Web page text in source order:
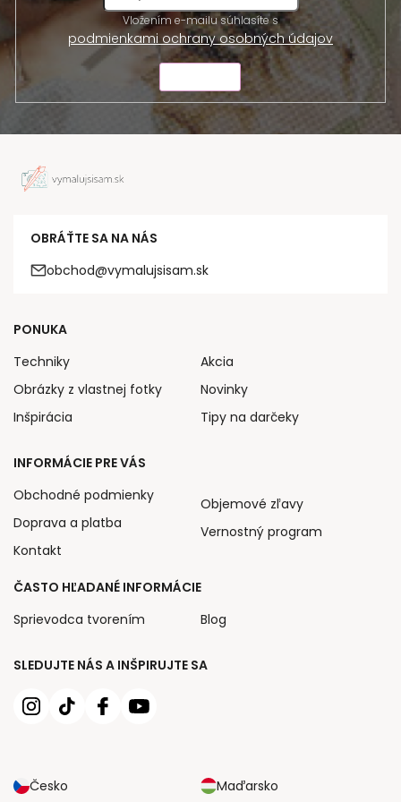
Vložením e-mailu súhlasíte s
podmienkami ochrany osobných údajov
OBRÁŤTE SA NA NÁS
obchod@vymalujsisam.sk
SLEDUJTE NÁS A INŠPIRUJTE SA
Česko Maďarsko
PONUKA
Techniky
Obrázky z vlastnej fotky
Inšpirácia
Akcia
Novinky
Tipy na darčeky
INFORMÁCIE PRE VÁS
Obchodné podmienky
Doprava a platba
Kontakt
Objemové zľavy
Vernostný program
ČASTO HĽADANÉ INFORMÁCIE
Sprievodca tvorením
Blog